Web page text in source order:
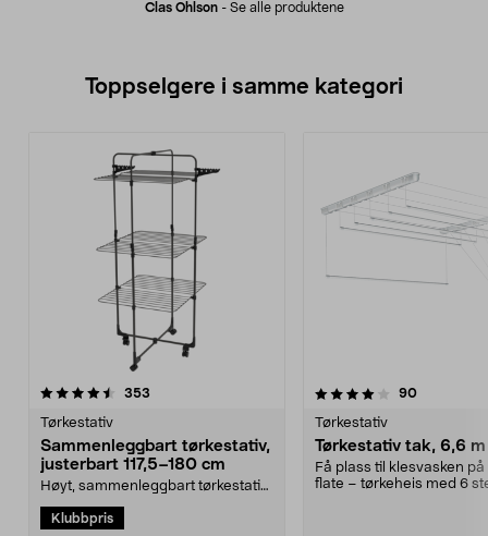
Clas Ohlson- Se alle produktene
Toppselgere i samme kategori
353
Tørkestativ
Sammenleggbart tørkestativ,
justerbart 117,5–180 cm
Høyt, sammenleggbart tørkestativ
tørkeplass på små fl...
Klubbpris
4.0 av 5 stjerner 90
Tørkestativ
Tørkestativ tak, 6,6 m
Få plass til klesvasken
flate – tørkeheis med 6
4.5 av 5 stjerner